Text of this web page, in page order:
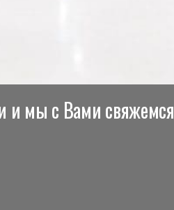
и мы с Вами свяжемся